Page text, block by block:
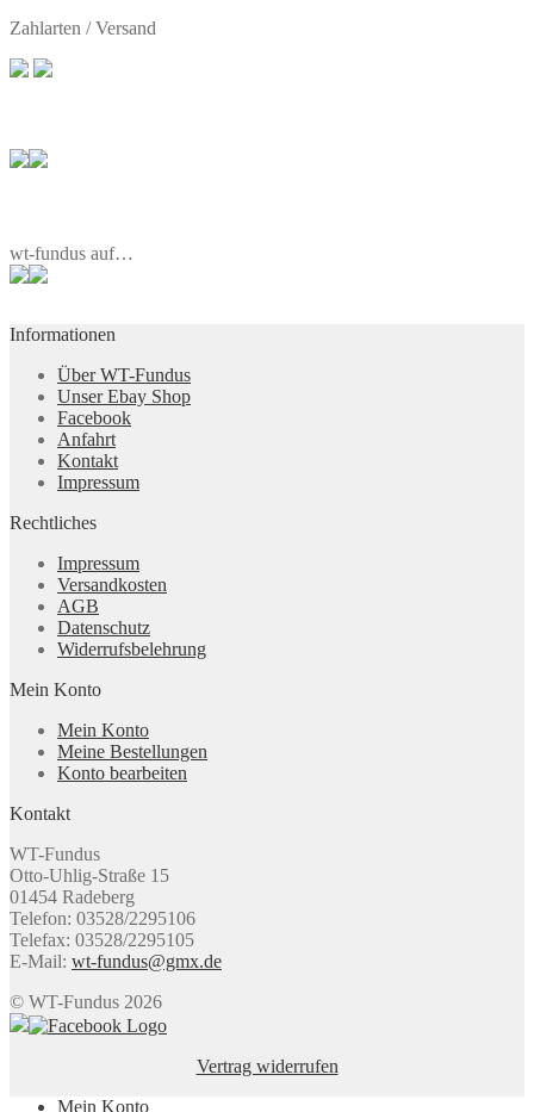
Zahlarten / Versand
wt-fundus auf…
Informationen
Über WT-Fundus
Unser Ebay Shop
Facebook
Anfahrt
Kontakt
Impressum
Rechtliches
Impressum
Versandkosten
AGB
Datenschutz
Widerrufsbelehrung
Mein Konto
Mein Konto
Meine Bestellungen
Konto bearbeiten
Kontakt
WT-Fundus
Otto-Uhlig-Straße 15
01454 Radeberg
Telefon: 03528/2295106
Telefax: 03528/2295105
E-Mail: wt-fundus@gmx.de
© WT-Fundus 2026
Vertrag widerrufen
Mein Konto